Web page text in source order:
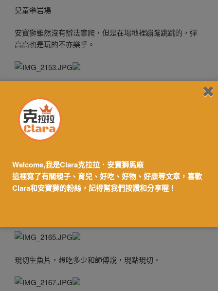
兒童攀岩場
安寶獅雖然沒有辦法攀爬，但是在場地裡蹦蹦跳跳的，彈
高高也是玩的不亦樂乎。
晚餐時間到了，安寶獅已準備就續。
料理。
現切生魚片，想吃多少和師傅說，現點現切。
Welcome,我是Clara克拉拉．安寶獅馬麻
這裡寫了有關親子、育兒、好吃、好物、好康等文章，喜歡
Clara和安寶獅的粉絲，記得幫我們按讚和分享喔！